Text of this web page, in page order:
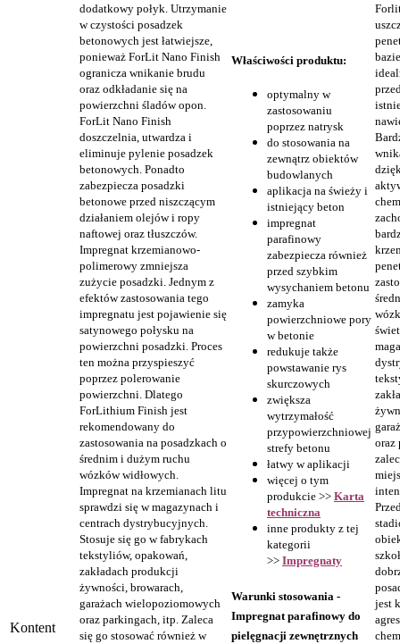
Kontent
dodatkowy połyk. Utrzymanie
w czystości posadzek
betonowych jest łatwiejsze,
ponieważ ForLit Nano Finish
ogranicza wnikanie brudu
oraz odkładanie się na
powierzchni śladów opon.
ForLit Nano Finish
doszczelnia, utwardza i
eliminuje pylenie posadzek
betonowych. Ponadto
zabezpiecza posadzki
betonowe przed niszczącym
działaniem olejów i ropy
naftowej oraz tłuszczów.
Impregnat krzemianowo-
polimerowy zmniejsza
zużycie posadzki. Jednym z
efektów zastosowania tego
impregnatu jest pojawienie się
satynowego połysku na
powierzchni posadzki. Proces
ten można przyspieszyć
poprzez polerowanie
powierzchni. Dlatego
ForLithium Finish jest
rekomendowany do
zastosowania na posadzkach o
średnim i dużym ruchu
wózków widłowych.
Impregnat na krzemianach litu
sprawdzi się w magazynach i
centrach dystrybucyjnych.
Stosuje się go w fabrykach
tekstyliów, opakowań,
zakładach produkcji
żywności, browarach,
garażach wielopoziomowych
oraz parkingach, itp. Zaleca
się go stosować również w
Właściwości produktu:
optymalny w
zastosowaniu
poprzez natrysk
do stosowania na
zewnątrz obiektów
budowlanych
aplikacja na świeży i
istniejący beton
impregnat
parafinowy
zabezpiecza również
przed szybkim
wysychaniem betonu
zamyka
powierzchniowe pory
w betonie
redukuje także
powstawanie rys
skurczowych
zwiększa
wytrzymałość
przypowierzchniowej
strefy betonu
łatwy w aplikacji
więcej o tym
produkcie >> Karta
techniczna
inne produkty z tej
kategorii
>> Impregnaty
Warunki stosowania -
Impregnat parafinowy do
pielęgnacji zewnętrznych
oraz
jest